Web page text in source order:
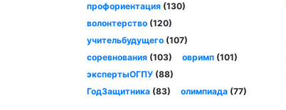
профориентация(130)
волонтерство(120)
учительбудущего(107)
соревнования(103) овримп (101)
экспертыОГПУ(88)
ГодЗащитника(83) олимпиада (77)